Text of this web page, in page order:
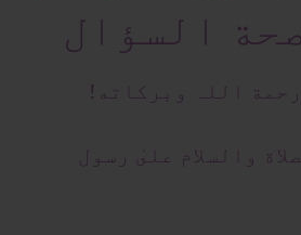
السؤال
اللہ وبرکاته!
والسلام علىٰ رسول